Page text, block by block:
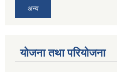
अन्य
योजना तथा परियोजना